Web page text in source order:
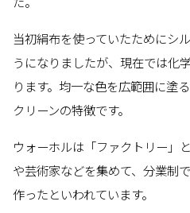
当初絹布を使っていたためにシ
うになりましたが、現在では化
ります。均一な色を広範囲に塗
クリーンの特徴です。
ウォーホルは「ファクトリー」
や芸術家などを集めて、分業制
作ったといわれています。